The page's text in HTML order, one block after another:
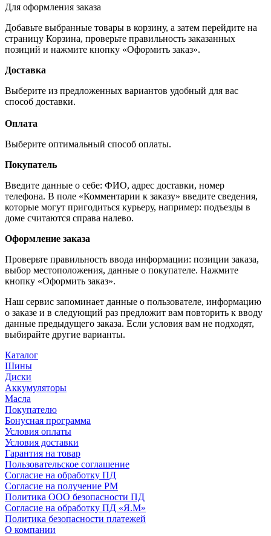
Для оформления заказа
Добавьте выбранные товары в корзину, а затем перейдите на
страницу Корзина, проверьте правильность заказанных
позиций и нажмите кнопку «Оформить заказ».
Доставка
Выберите из предложенных вариантов удобный для вас
способ доставки.
Оплата
Выберите оптимальный способ оплаты.
Покупатель
Введите данные о себе: ФИО, адрес доставки, номер
телефона. В поле «Комментарии к заказу» введите сведения,
которые могут пригодиться курьеру, например: подъезды в
доме считаются справа налево.
Оформление заказа
Проверьте правильность ввода информации: позиции заказа,
выбор местоположения, данные о покупателе. Нажмите
кнопку «Оформить заказ».
Наш сервис запоминает данные о пользователе, информацию
о заказе и в следующий раз предложит вам повторить к вводу
данные предыдущего заказа. Если условия вам не подходят,
выбирайте другие варианты.
Каталог
Шины
Диски
Аккумуляторы
Масла
Покупателю
Бонусная программа
Условия оплаты
Условия доставки
Гарантия на товар
Пользовательское соглашение
Согласие на обработку ПД
Согласие на получение РМ
Политика ООО безопасности ПД
Согласие на обработку ПД «Я.М»
Политика безопасности платежей
О компании